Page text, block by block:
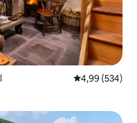
Gemiddelde
4,99 (534)